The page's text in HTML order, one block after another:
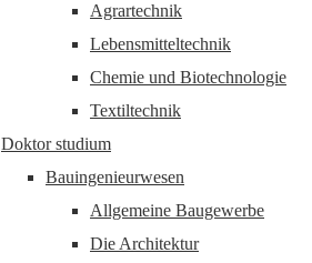
Agrartechnik
Lebensmitteltechnik
Chemie und Biotechnologie
Textiltechnik
Doktor studium
Bauingenieurwesen
Allgemeine Baugewerbe
Die Architektur